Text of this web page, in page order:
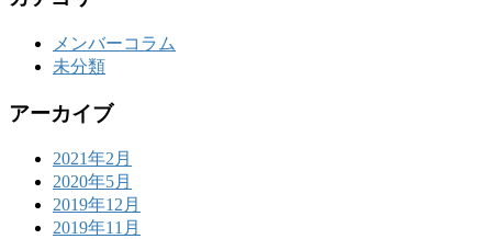
メンバーコラム
未分類
アーカイブ
2021年2月
2020年5月
2019年12月
2019年11月